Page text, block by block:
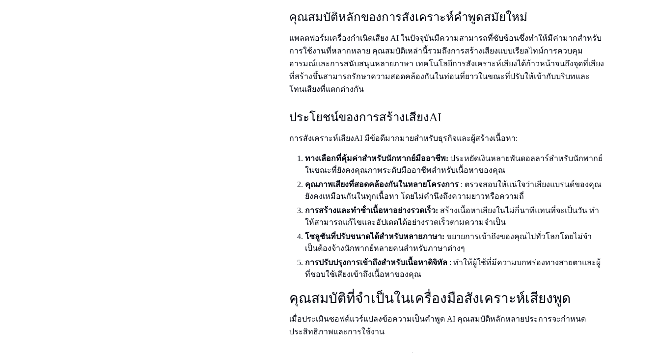
คุณสมบัติหลักของการสังเคราะห์คําพูดสมัยใหม่
แพลตฟอร์มเครื่องกําเนิดเสียง AI ในปัจจุบันมีความสามารถที่ซับซ้อนซึ่งทําให้มีค่ามากสําหรับ
การใช้งานที่หลากหลาย คุณสมบัติเหล่านี้รวมถึงการสร้างเสียงแบบเรียลไทม์การควบคุม
อารมณ์และการสนับสนุนหลายภาษา เทคโนโลยีการสังเคราะห์เสียงได้ก้าวหน้าจนถึงจุดที่เสียง
ที่สร้างขึ้นสามารถรักษาความสอดคล้องกันในท่อนที่ยาวในขณะที่ปรับให้เข้ากับบริบทและ
โทนเสียงที่แตกต่างกัน
ประโยชน์ของการสร้างเสียงAI
การสังเคราะห์เสียงAI มีข้อดีมากมายสําหรับธุรกิจและผู้สร้างเนื้อหา:
ทางเลือกที่คุ้มค่าสําหรับนักพากย์มืออาชีพ: ประหยัดเงินหลายพันดอลลาร์สําหรับนักพากย์
ในขณะที่ยังคงคุณภาพระดับมืออาชีพสําหรับเนื้อหาของคุณ
คุณภาพเสียงที่สอดคล้องกันในหลายโครงการ : ตรวจสอบให้แน่ใจว่าเสียงแบรนด์ของคุณ
ยังคงเหมือนกันในทุกเนื้อหา โดยไม่คํานึงถึงความยาวหรือความถี่
การสร้างและทําซ้ําเนื้อหาอย่างรวดเร็ว: สร้างเนื้อหาเสียงในไม่กี่นาทีแทนที่จะเป็นวัน ทํา
ให้สามารถแก้ไขและอัปเดตได้อย่างรวดเร็วตามความจําเป็น
โซลูชันที่ปรับขนาดได้สําหรับหลายภาษา: ขยายการเข้าถึงของคุณไปทั่วโลกโดยไม่จํา
เป็นต้องจ้างนักพากย์หลายคนสําหรับภาษาต่างๆ
การปรับปรุงการเข้าถึงสําหรับเนื้อหาดิจิทัล : ทําให้ผู้ใช้ที่มีความบกพร่องทางสายตาและผู้
ที่ชอบใช้เสียงเข้าถึงเนื้อหาของคุณ
คุณสมบัติที่จําเป็นในเครื่องมือสังเคราะห์เสียงพูด
เมื่อประเมินซอฟต์แวร์แปลงข้อความเป็นคําพูด AI คุณสมบัติหลักหลายประการจะกําหนด
ประสิทธิภาพและการใช้งาน